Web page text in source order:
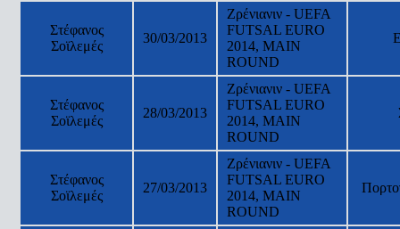
Στέφανος
Σοϊλεμές
30/03/2013
Ζρένιανιν - UEFA
FUTSAL EURO
2014, MAIN
ROUND
Στέφανος
Σοϊλεμές
28/03/2013
Ζρένιανιν - UEFA
FUTSAL EURO
2014, MAIN
ROUND
Στέφανος
Σοϊλεμές
27/03/2013
Ζρένιανιν - UEFA
FUTSAL EURO
2014, MAIN
ROUND